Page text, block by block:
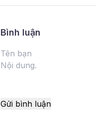
Bình luận
Gửi bình luận